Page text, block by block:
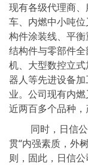
现有各级代理商
车、内燃中小吨
构件涂装线、平
结构件与零部件
机、大型数控立
器人等先进设备
业。公司现有内
近两百多个品种，
同时，日信
贯“内强素质，外
则，固此，日信